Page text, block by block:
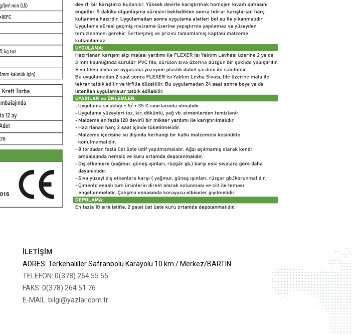
İLETİŞİM
ADRES: Terkehaliller Safranbolu Karayolu 10.km / Merkez/BARTIN
TELEFON: 0(378) 264 55 55
FAKS: 0(378) 264 51 76
E-MAIL: bilgi@yazlar.com.tr